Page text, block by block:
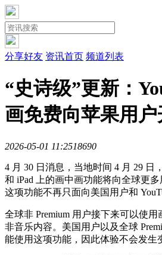
分享好友 资讯首页 频道列表
“史诗级”更新：
画免费向苹果用户
2026-05-01 11:2518690
4 月 30 日消息，当地时间 4 月 29 日
和 iPad 上的画中画功能将向全球更多
这项功能不再只面向美国用户和
全球非 Premium 用户接下来可以使
非音乐内容。美国用户以及全球
能使用这项功能，因此体验不会发生